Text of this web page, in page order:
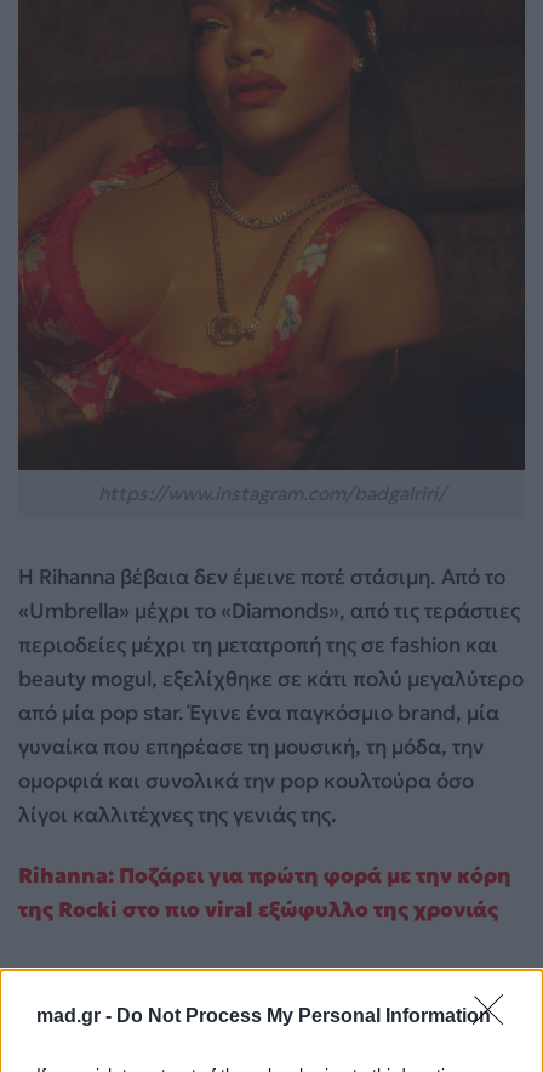
mad.gr - Do Not Process My Personal Information
Η Rihanna βέβαια δεν έμεινε ποτέ στάσιμη. Από το
«Umbrella» μέχρι το «Diamonds», από τις τεράστιες
περιοδείες μέχρι τη μετατροπή της σε fashion και
beauty mogul, εξελίχθηκε σε κάτι πολύ μεγαλύτερο
από μία pop star. Έγινε ένα παγκόσμιο brand, μία
γυναίκα που επηρέασε τη μουσική, τη μόδα, την
ομορφιά και συνολικά την pop κουλτούρα όσο
λίγοι καλλιτέχνες της γενιάς της.
Rihanna: Ποζάρει για πρώτη φορά με την κόρη
της Rocki στο πιο viral εξώφυλλο της χρονιάς